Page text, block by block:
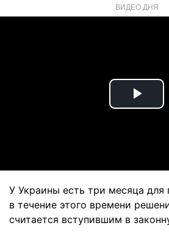
ВИДЕО ДНЯ
Play
У Украины есть три месяца для
в течение этого времени
считается вступившим в